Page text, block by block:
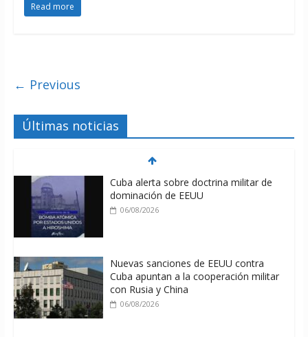
Read more
← Previous
Últimas noticias
Cuba alerta sobre doctrina militar de
dominación de EEUU
06/08/2026
Nuevas sanciones de EEUU contra
Cuba apuntan a la cooperación militar
con Rusia y China
06/08/2026